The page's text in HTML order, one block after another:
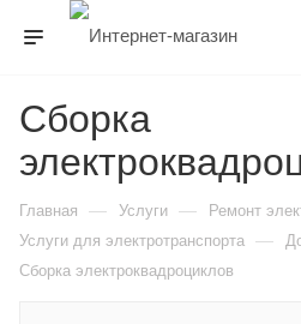
Сборка
Главная — Услуги — Ремонт
Услуги для электротранспорта —
Сборка электроквадроциклов